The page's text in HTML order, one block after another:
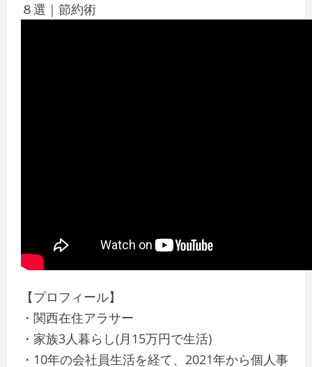
８選｜節約術
【プロフィール】
・関西在住アラサー
・家族3人暮らし(月15万円で生活)
・10年の会社員生活を経て、2021年から個人事